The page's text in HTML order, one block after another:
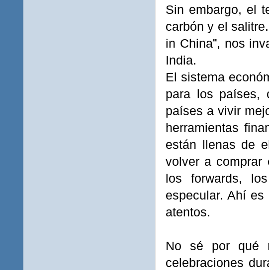
Sin embargo, el
carbón y el
in China”, nos
India.
El sistema
para los países,
países a vivir
herramientas
están llenas de
volver a comprar
los forwards,
especular. Ahí
atentos.
No sé por qué
celebraciones